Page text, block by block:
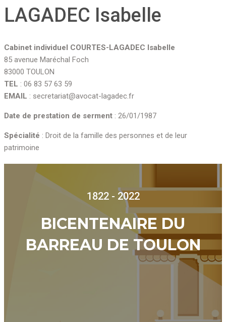
LAGADEC Isabelle
Cabinet individuel COURTES-LAGADEC Isabelle
85 avenue Maréchal Foch
83000 TOULON
TEL : 06 83 57 63 59
EMAIL : secretariat@avocat-lagadec.fr
Date de prestation de serment : 26/01/1987
Spécialité : Droit de la famille des personnes et de leur
patrimoine
1822 - 2022
BICENTENAIRE DU
BARREAU DE TOULON